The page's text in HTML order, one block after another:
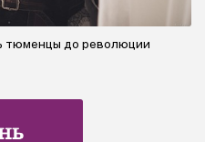
тюменцы до революции